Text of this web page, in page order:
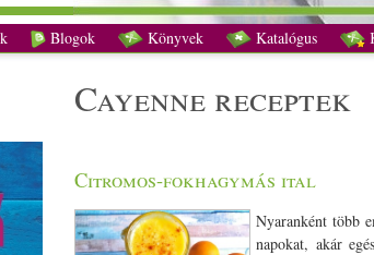
Blogok Könyvek Katalógus
cayenne receptek
Citromos-fokhagymás ital
Nyaranként több
napokat, akár